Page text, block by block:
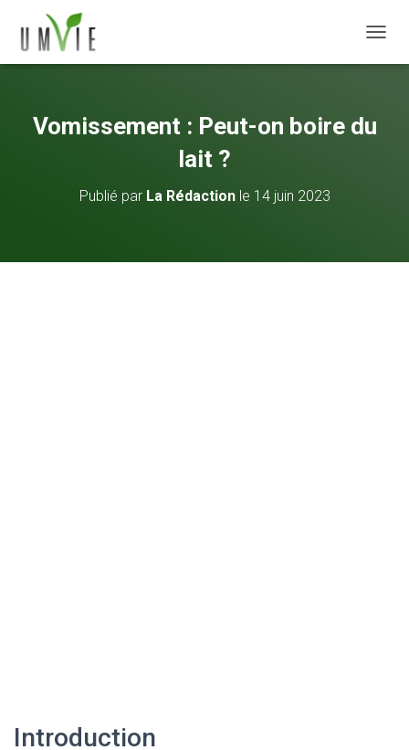
Vomissement : Peut-on boire du
lait ?
Publié par La Rédactionle 14 juin 2023
Introduction